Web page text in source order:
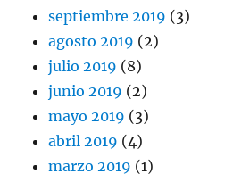
septiembre 2019 (3)
agosto 2019 (2)
julio 2019 (8)
junio 2019 (2)
mayo 2019 (3)
abril 2019 (4)
marzo 2019 (1)